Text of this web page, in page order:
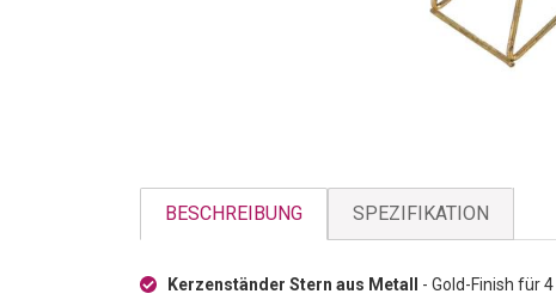
BESCHREIBUNG SPEZIFIKATION
Kerzenständer Stern aus Metall
- Gold-Finish für